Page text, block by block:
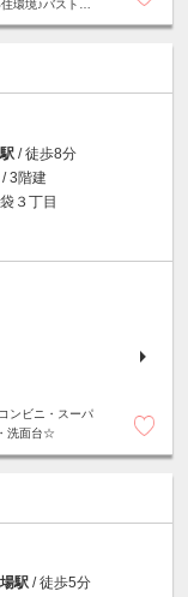
環境♪バストイ
/ 徒歩8分
3階建
３丁目
ンビニ・スーパ
洗面台☆
駅 / 徒歩5分